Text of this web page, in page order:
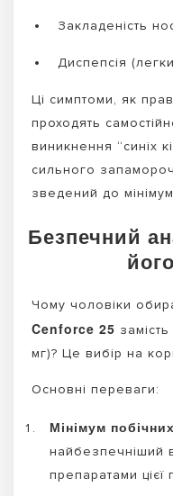
Закладеність
Диспепсія
Ці симптоми, як
проходять
виникнення “синіх
сильного
зведений до
Безпечний
Чому чоловіки
Cenforce 25
мг)? Це вибір на
Основні переваги:
Мінімум
найбезпечніший
препаратами цієї